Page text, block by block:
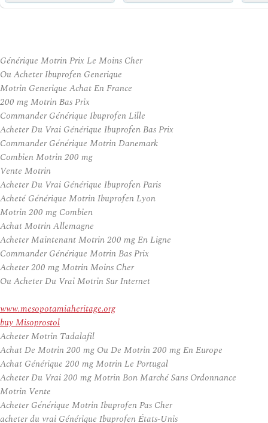
Générique Motrin Prix Le Moins Cher
Ou Acheter Ibuprofen Generique
Motrin Generique Achat En France
200 mg Motrin Bas Prix
Commander Générique Ibuprofen Lille
Acheter Du Vrai Générique Ibuprofen Bas Prix
Commander Générique Motrin Danemark
Combien Motrin 200 mg
Vente Motrin
Acheter Du Vrai Générique Ibuprofen Paris
Acheté Générique Motrin Ibuprofen Lyon
Motrin 200 mg Combien
Achat Motrin Allemagne
Acheter Maintenant Motrin 200 mg En Ligne
Commander Générique Motrin Bas Prix
Acheter 200 mg Motrin Moins Cher
Ou Acheter Du Vrai Motrin Sur Internet
www.mesopotamiaheritage.org
buy Misoprostol
Acheter Motrin Tadalafil
Achat De Motrin 200 mg Ou De Motrin 200 mg En Europe
Achat Générique 200 mg Motrin Le Portugal
Acheter Du Vrai 200 mg Motrin Bon Marché Sans Ordonnance
Motrin Vente
Acheter Générique Motrin Ibuprofen Pas Cher
acheter du vrai Générique Ibuprofen États-Unis